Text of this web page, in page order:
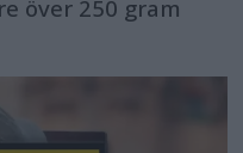
över 250 gram